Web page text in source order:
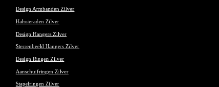
Design Armbanden Zilver
Halssieraden Zilver
Design Hangers Zilver
Sterrenbeeld Hangers Zilver
Design Ringen Zilver
Aanschuifringen Zilver
Stapelringen Zilver